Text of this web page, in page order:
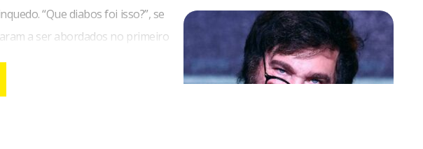
“Que diabos foi isso?”, se
a ser abordados no primeiro
de clareza.